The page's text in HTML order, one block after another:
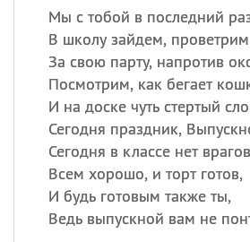
Мы с тобой в последний
В школу зайдем, проветрим
За свою парту, напротив
Посмотрим, как бегает
И на доске чуть стертый
Сегодня праздник,
Сегодня в классе нет
Всем хорошо, и торт готов,
И будь готовым также ты,
Ведь выпускной вам не
ИМЕНА
Сегодня
Акакий
Еще